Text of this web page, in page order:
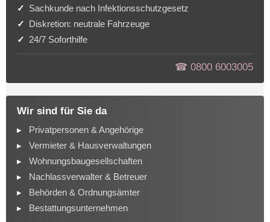
Sachkunde nach Infektionsschutzgesetz
Diskretion: neutrale Fahrzeuge
24/7 Soforthilfe
☎︎ 0800 6003005
Wir sind für Sie da
Privatpersonen & Angehörige
Vermieter & Hausverwaltungen
Wohnungsbaugesellschaften
Nachlassverwalter & Betreuer
Behörden & Ordnungsämter
Bestattungsunternehmen